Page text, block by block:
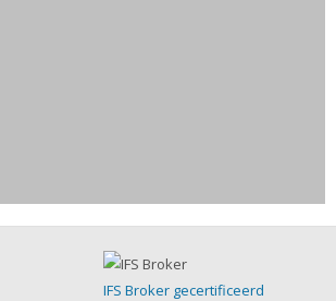
IFS Broker gecertificeerd